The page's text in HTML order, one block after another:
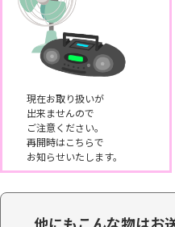
現在お取り扱いが
出来ませんので
ご注意ください。
再開時はこちらで
お知らせいたします。
他にもこんな物はお